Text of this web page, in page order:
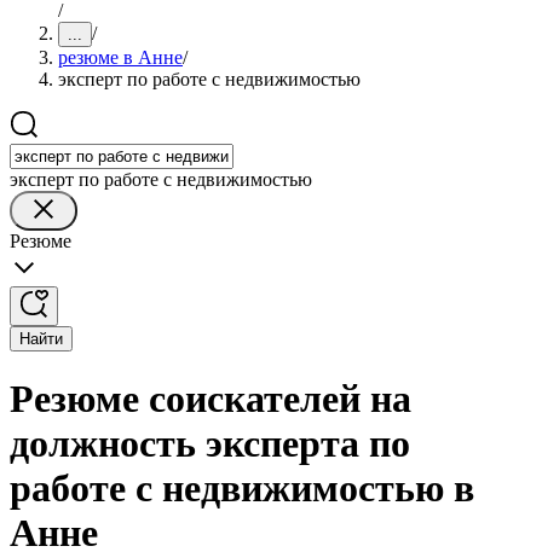
/
... /
резюме в Анне/
эксперт по работе с недвижимостью
эксперт по работе с недвижимостью
Резюме
Найти
Резюме соискателей на
должность эксперта по
работе с недвижимостью в
Анне